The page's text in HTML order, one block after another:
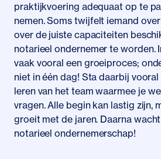
praktijkvoering adequaat op te
nemen. Soms twijfelt iemand
over de juiste capaciteiten
notarieel ondernemer te worden.
vaak vooral een groeiproces;
niet in één dag! Sta daarbij
leren van het team waarmee je
vragen. Alle begin kan lastig zijn,
groeit met de jaren. Daarna
notarieel ondernemerschap!